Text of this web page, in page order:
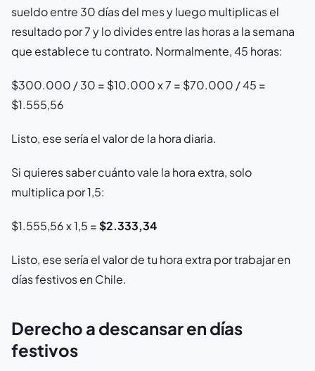
sueldo entre 30 días del mes y luego multiplicas el
resultado por 7 y lo divides entre las horas a la semana
que establece tu contrato. Normalmente, 45 horas:
$300.000 / 30 = $10.000 x 7 = $70.000 / 45 =
$1.555,56
Listo, ese sería el valor de la hora diaria.
Si quieres saber cuánto vale la hora extra, solo
multiplica por 1,5:
$1.555,56 x 1,5 =$2.333,34
Listo, ese sería el valor de tu hora extra por trabajar en
días festivos en Chile.
Derecho a descansar en días
festivos